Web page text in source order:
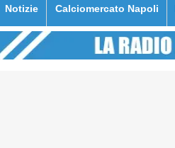
Notizie Calciomercato Napoli